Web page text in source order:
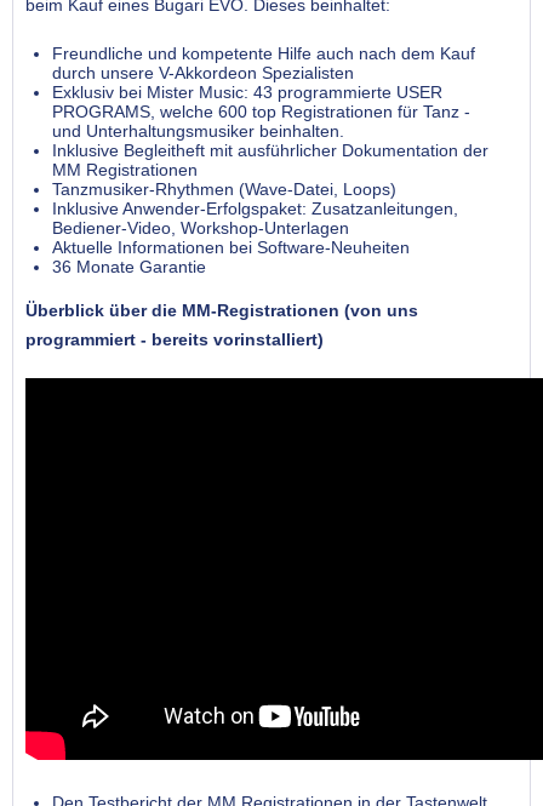
beim Kauf eines Bugari EVO. Dieses beinhaltet:
Freundliche und kompetente Hilfe auch nach dem Kauf
durch unsere V-Akkordeon Spezialisten
Exklusiv bei Mister Music: 43 programmierte USER
PROGRAMS, welche 600 top Registrationen für Tanz -
und Unterhaltungsmusiker beinhalten.
Inklusive Begleitheft mit ausführlicher Dokumentation der
MM Registrationen
Tanzmusiker-Rhythmen (Wave-Datei, Loops)
Inklusive Anwender-Erfolgspaket: Zusatzanleitungen,
Bediener-Video, Workshop-Unterlagen
Aktuelle Informationen bei Software-Neuheiten
36 Monate Garantie
Überblick über die MM-Registrationen (von uns
programmiert - bereits vorinstalliert)